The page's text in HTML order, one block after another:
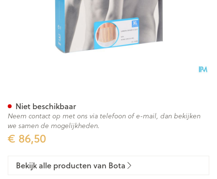
€ 86,50
Niet beschikbaar
Neem contact op met ons via telefoon of e-mail, dan bekijken
we samen de mogelijkheden.
Bekijk alle producten van Bota